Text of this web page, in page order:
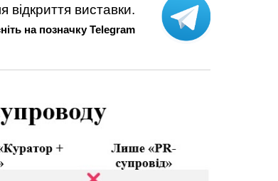
відкриття виставки.
на позначку Telegram